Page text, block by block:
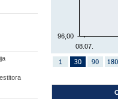
08.07.
96,00